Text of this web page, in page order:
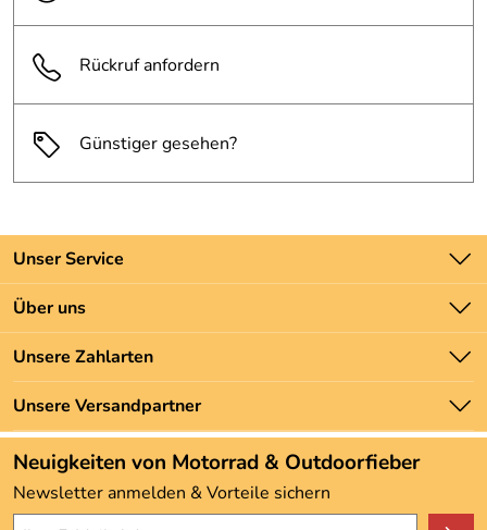
Rückruf anfordern
Günstiger gesehen?
Unser Service
Kontakt
Batteriegesetz
Newsletter
Zahlung und Versand
Über uns
Unsere Bestseller
Marken
Neu
Angebote
Kundenbewertungen (3.492)
4,9/5*****
Unsere Zahlarten
Unsere Versandpartner
Neuigkeiten von Motorrad & Outdoorfieber
Newsletter anmelden & Vorteile sichern